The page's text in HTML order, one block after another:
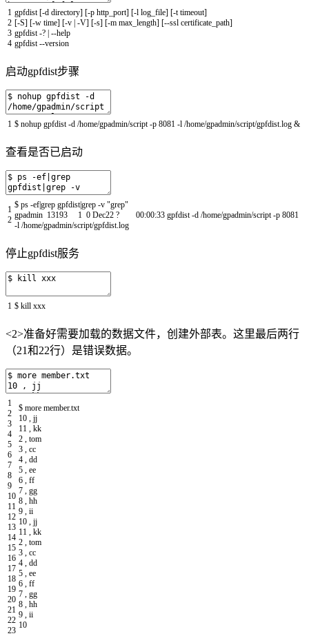
1
2
3
4
gpfdist [-d directory] [-p http_port] [-l log_file] [-t timeout]
[-S] [-w time] [-v | -V] [-s] [-m max_length] [--ssl certificate_path]
gpfdist -? | --help
gpfdist --version
启动gpfdist步骤
1 $ nohup gpfdist -d /home/gpadmin/script -p 8081 -l /home/gpadmin/script/gpfdist log &
查看是否已启动
1
2
$ ps -ef|grep gpfdist|grep -v "grep"
gpadmin 13193 1 0 Dec22 ? 00:00:33 gpfdist -d /home/gpadmin/script -p 8081
-l /home/gpadmin/script/gpfdist log
停止gpfdist服务
1 $ kill xxx
<2>准备好需要加载的数据文件，创建外部表。这里最后两行
（21和22行）是错误数据。
1
2
3
4
5
6
7
8
9
10
11
12
13
14
15
16
17
18
19
20
21
22
23
$ more member.txt
10
jj
11
kk
2
tom
3
cc
4
dd
5
ee
6
ff
7
gg
8
hh
9
ii
10
jj
11
kk
2
tom
3
cc
4
dd
5
ee
6
ff
7
gg
8
hh
9
ii
10